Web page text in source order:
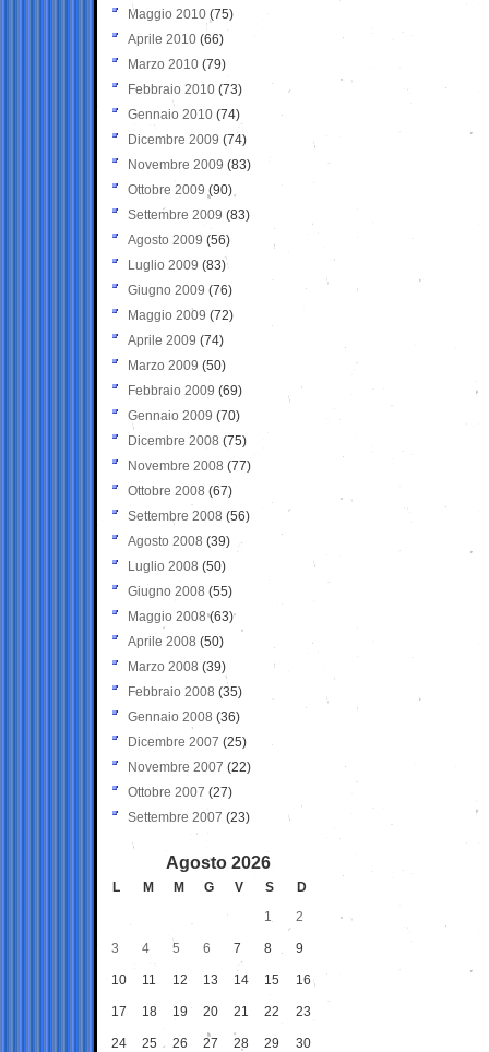
Maggio 2010 (75)
Aprile 2010 (66)
Marzo 2010 (79)
Febbraio 2010 (73)
Gennaio 2010 (74)
Dicembre 2009 (74)
Novembre 2009 (83)
Ottobre 2009 (90)
Settembre 2009 (83)
Agosto 2009 (56)
Luglio 2009 (83)
Giugno 2009 (76)
Maggio 2009 (72)
Aprile 2009 (74)
Marzo 2009 (50)
Febbraio 2009 (69)
Gennaio 2009 (70)
Dicembre 2008 (75)
Novembre 2008 (77)
Ottobre 2008 (67)
Settembre 2008 (56)
Agosto 2008 (39)
Luglio 2008 (50)
Giugno 2008 (55)
Maggio 2008(63)
Aprile 2008 (50)
Marzo 2008 (39)
Febbraio 2008 (35)
Gennaio 2008 (36)
Dicembre 2007 (25)
Novembre 2007 (22)
Ottobre 2007 (27)
Settembre 2007 (23)
Agosto 2026
L M M G V S
D
1
2
3 4 5 6 7 8 9
10 11 12 13 14 15 16
17 18 19 20 21 22 23
24 25 26 27 28 29 30